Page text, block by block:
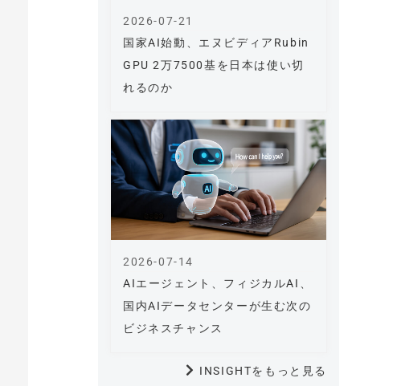
国家AI始動、エヌビディアRubin
GPU 2万7500基を日本は使い切
れるのか
2026-07-21
AIエージェント、フィジカルAI、
国内AIデータセンターが生む次の
ビジネスチャンス
2026-07-14
INSIGHTをもっと見る